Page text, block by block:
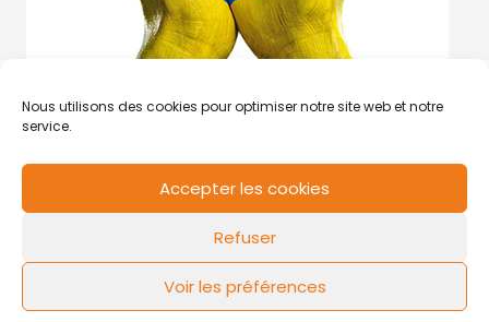
Nous utilisons des cookies pour optimiser notre site web et notre
service.
Accepter les cookies
Refuser
Voir les préférences
Mentions légales Politique de cookies
FLOW44